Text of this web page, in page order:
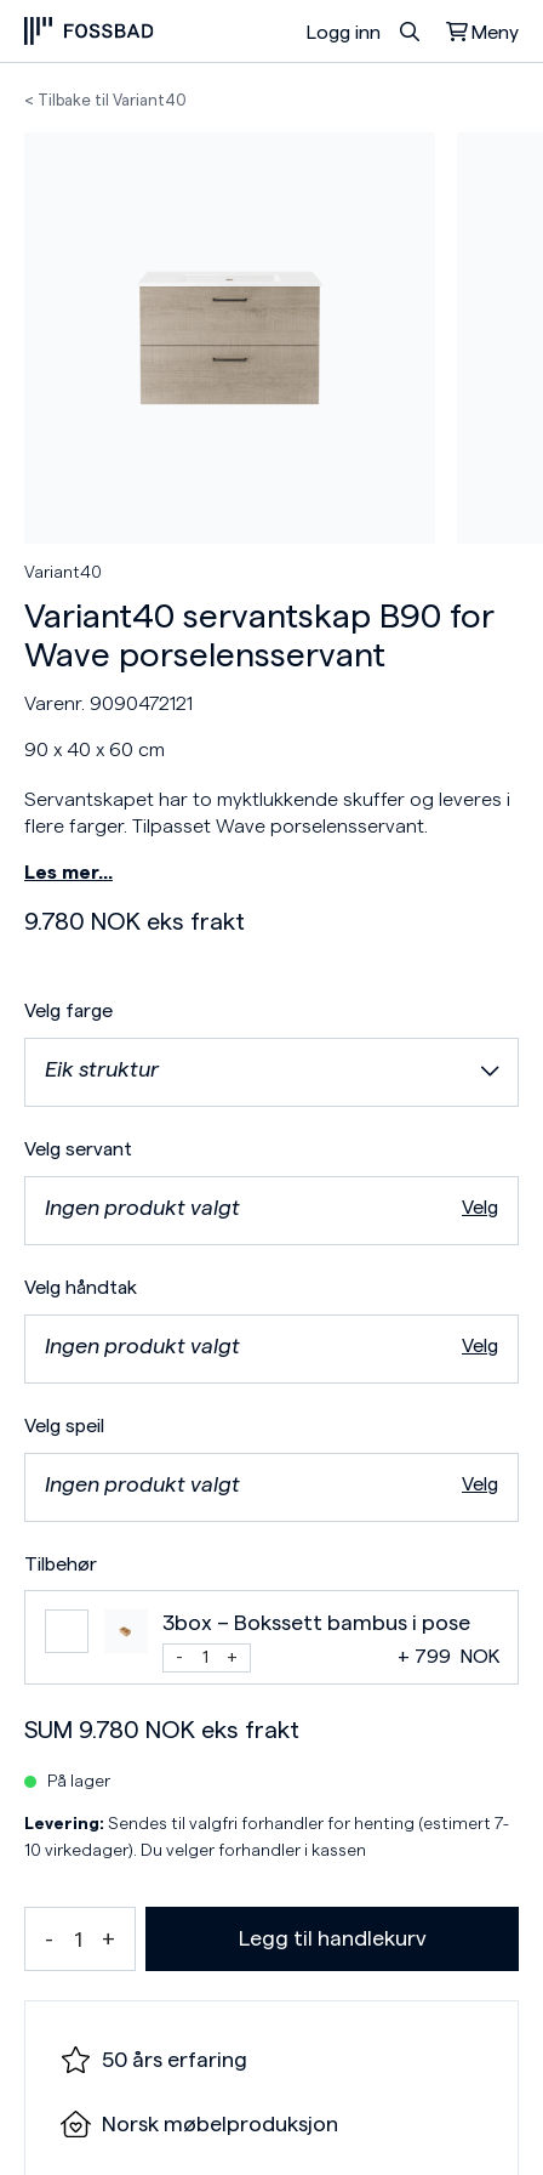
Logg inn Meny
Du har ingen produkter i handlekurven.
< Tilbake til Variant40
Variant40
Variant40 servantskap B90 for
Wave porselensservant
Varenr. 9090472121
90 x 40 x 60 cm
Servantskapet har to myktlukkende skuffer og leveres i
flere farger. Tilpasset Wave porselensservant.
Les mer…
9.780 NOK eks frakt
Velg farge
Eik struktur
Velg servant
Ingen produkt valgt Velg
Velg håndtak
Ingen produkt valgt Velg
Velg speil
Ingen produkt valgt Velg
Tilbehør
3box – Bokssett bambus i pose
+ 799 NOK
SUM 9.780 NOK eks frakt
På lager
Levering: Sendes til valgfri forhandler for henting (estimert 7-
10 virkedager). Du velger forhandler i kassen
Legg til handlekurv
50 års erfaring
Norsk møbelproduksjon